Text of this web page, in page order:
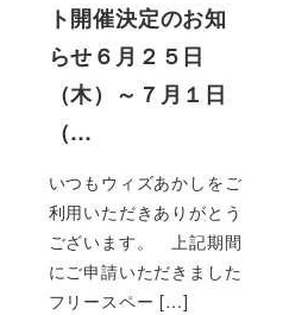
ト開催決定のお知
らせ６月２５日
（木）～７月１日
（…
いつもウィズあかしをご
利用いただきありがとう
ございます。 上記期間
にご申請いただきました
フリースペー […]